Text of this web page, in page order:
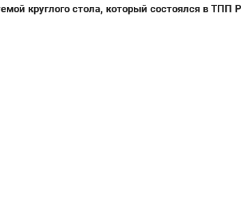
круглого стола, который состоялся в ТПП